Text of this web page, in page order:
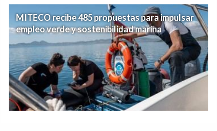
MITECO recibe 485 propuestas para impulsar
empleo verde y sostenibilidad marina